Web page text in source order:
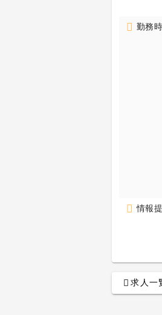
勤務
情報
求人一